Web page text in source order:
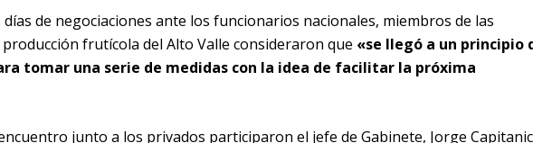
de negociaciones ante los funcionarios nacionales, miembros de las
producción frutícola del Alto Valle consideraron que «se llegó a un principio
tomar una serie de medidas con la idea de facilitar la próxima
junto a los privados participaron el jefe de Gabinete, Jorge